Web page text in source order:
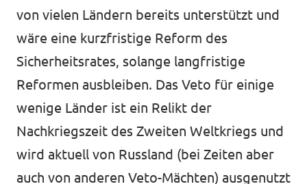
von vielen Ländern bereits unterstützt und
wäre eine kurzfristige Reform des
Sicherheitsrates, solange langfristige
Reformen ausbleiben. Das Veto für einige
wenige Länder ist ein Relikt der
Nachkriegszeit des Zweiten Weltkriegs und
wird aktuell von Russland (bei Zeiten aber
auch von anderen Veto-Mächten) ausgenutzt